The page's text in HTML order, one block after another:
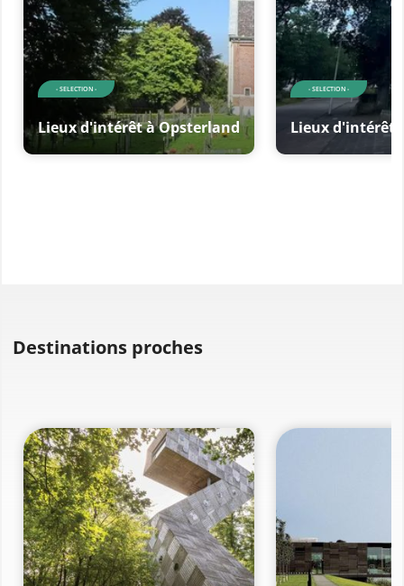
- SELECTION -
Lieux d'intérêt à Opsterland
- SELECTION -
Lieux d'intérêt
Destinations proches